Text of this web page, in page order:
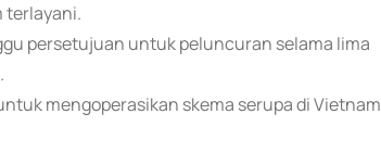
terlayani.
persetujuan untuk peluncuran selama lima
mengoperasikan skema serupa di Vietnam